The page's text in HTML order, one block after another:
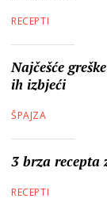
RECEPTI
Najčešće
ih izbjeći
ŠPAJZA
3 brza recepta
RECEPTI